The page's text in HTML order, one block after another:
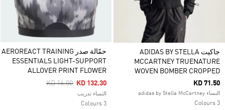
جاكيت ADIDAS BY STELLA
MCCARTNEY TRUENATURE
WOVEN BOMBER CROPPED
KD 71.50
النساء adidas by Stella McCartney
3 Colours
حمّالة صدر AEROREACT TRAINING
ESSENTIALS LIGHT-SUPPORT
ALLOVER PRINT FLOWER
Price Reduced From
KD 16.00ToKD 132.30
النساء تدريب
3 Colours